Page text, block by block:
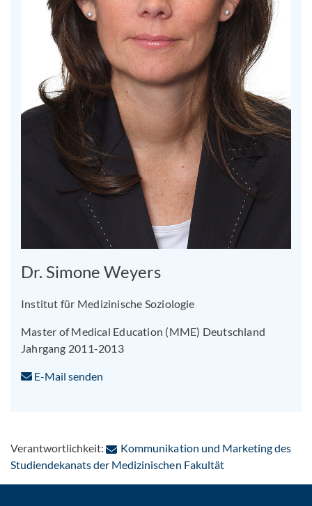
Dr. Simone Weyers
Institut für Medizinische Soziologie
Master of Medical Education (MME) Deutschland
Jahrgang 2011-2013
E-Mail senden
Verantwortlichkeit:
Kommunikation und Marketing des
Studiendekanats der Medizinischen Fakultät: Per E-Mail